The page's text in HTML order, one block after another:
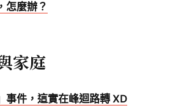
怎麼辦？
家庭
事件，這實在峰迴路轉 XD